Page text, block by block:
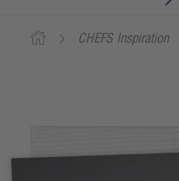
CHEFS Inspiration